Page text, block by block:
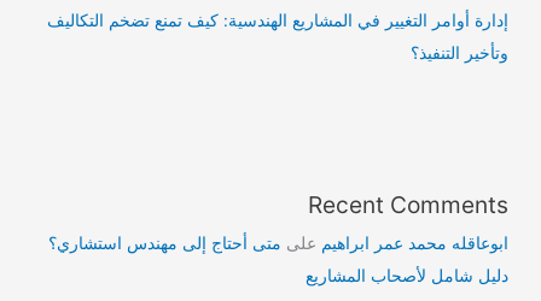
إدارة أوامر التغيير في المشاريع الهندسية: كيف تمنع تضخم التكاليف
وتأخير التنفيذ؟
Recent Comments
ابوعاقله محمد عمر ابراهيم على متى أحتاج إلى مهندس استشاري؟
دليل شامل لأصحاب المشاريع